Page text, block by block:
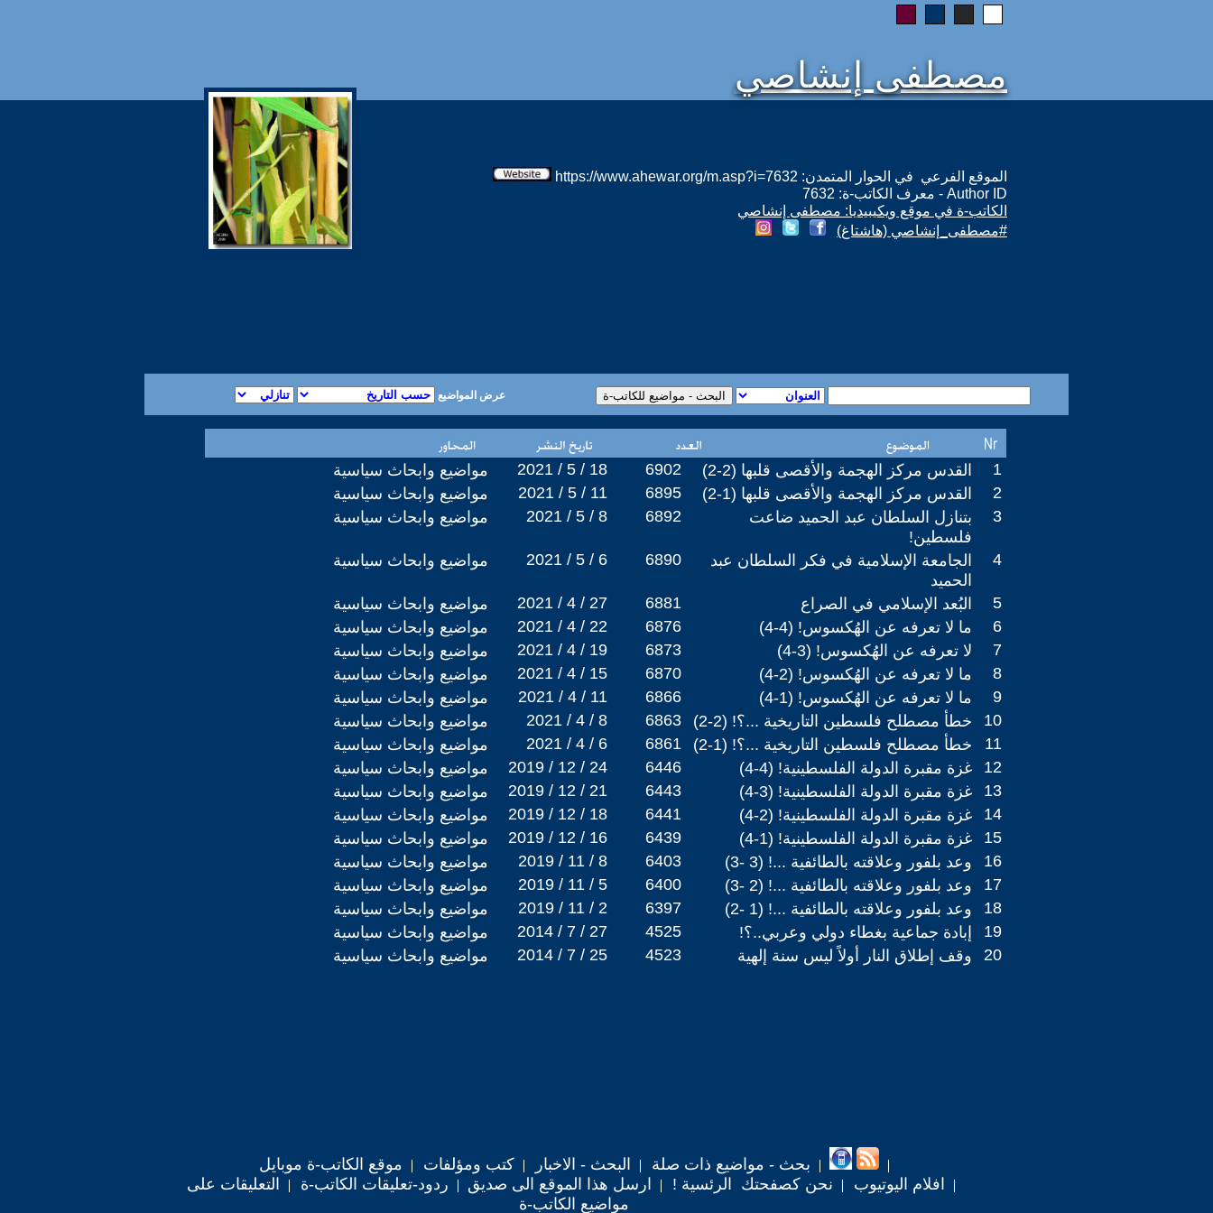
مصطفى إنشاصي
الموقع الفرعي في الحوار المتمدن: https://www.ahewar.org/m.asp?i=7632
Author ID - معرف الكاتب-ة: 7632
الكاتب-ة في موقع ويكيبيديا: مصطفى إنشاصي
#مصطفى_إنشاصي (هاشتاغ)
عرض المواضيع
مواضيع وابحاث سياسية 2021 / 5 / 18 6902 القدس مركز الهجمة والأقصى قلبها (2-2)
1
مواضيع وابحاث سياسية
2021 / 5 / 11 6895 القدس مركز الهجمة والأقصى قلبها (1-2)
2
مواضيع وابحاث سياسية
2021 / 5 / 8 6892
بتنازل السلطان عبد الحميد ضاعت
فلسطين!
3
مواضيع وابحاث سياسية 2021 / 5 / 6 6890
الجامعة الإسلامية في فكر السلطان عبد
الحميد
4
مواضيع وابحاث سياسية 2021 / 4 / 27 6881 البُعد الإسلامي في الصراع
5
مواضيع وابحاث سياسية
2021 / 4 / 22 6876 ما لا تعرفه عن الهُكسوس! (4-4)
6
مواضيع وابحاث سياسية
2021 / 4 / 19 6873 لا تعرفه عن الهُكسوس! (3-4)
7
مواضيع وابحاث سياسية
2021 / 4 / 15 6870 ما لا تعرفه عن الهُكسوس! (2-4)
8
مواضيع وابحاث سياسية
2021 / 4 / 11 6866 ما لا تعرفه عن الهُكسوس! (1-4)
9
مواضيع وابحاث سياسية
2021 / 4 / 8 6863 خطأ مصطلح فلسطين التاريخية ...؟! (2-2)
10
مواضيع وابحاث سياسية
2021 / 4 / 6 6861 خطأ مصطلح فلسطين التاريخية ...؟! (1-2)
11
مواضيع وابحاث سياسية
2019 / 12 / 24 6446 غزة مقبرة الدولة الفلسطينية! (4-4)
12
مواضيع وابحاث سياسية
2019 / 12 / 21 6443 غزة مقبرة الدولة الفلسطينية! (3-4)
13
مواضيع وابحاث سياسية
2019 / 12 / 18 6441 غزة مقبرة الدولة الفلسطينية! (2-4)
14
مواضيع وابحاث سياسية
2019 / 12 / 16 6439 غزة مقبرة الدولة الفلسطينية! (1-4)
15
مواضيع وابحاث سياسية
2019 / 11 / 8 6403 وعد بلفور وعلاقته بالطائفية ...! (3 -3)
16
مواضيع وابحاث سياسية
2019 / 11 / 5 6400 وعد بلفور وعلاقته بالطائفية ...! (2 -3)
17
مواضيع وابحاث سياسية
2019 / 11 / 2 6397 وعد بلفور وعلاقته بالطائفية ...! (1 -2)
18
مواضيع وابحاث سياسية
2014 / 7 / 27 4525 إبادة جماعية بغطاء دولي وعربي..؟!
19
مواضيع وابحاث سياسية
2014 / 7 / 25 4523 وقف إطلاق النار أولاً ليس سنة إلهية 20
بحث - مواضيع ذات صلة البحث - الاخبار كتب ومؤلفات
موقع الكاتب-ة موبايل
افلام اليوتيوب
نحن كصفحتك الرئسية ! ارسل هذا الموقع الى صديق ردود-تعليقات الكاتب-ة
التعليقات على
مواضيع الكاتب-ة